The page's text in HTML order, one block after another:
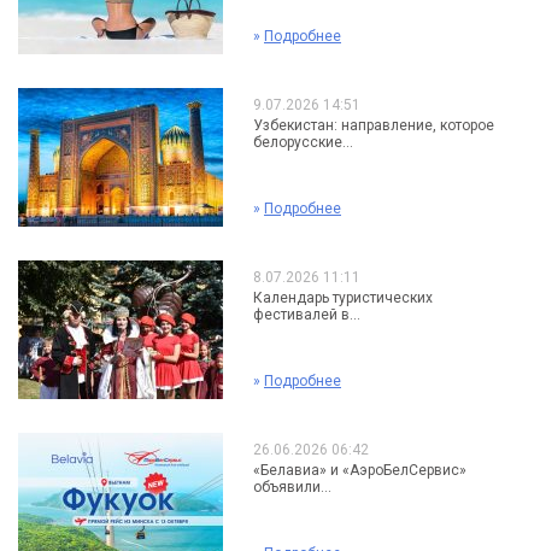
» Подробнее
9.07.2026 14:51
Узбекистан: направление, которое
белорусские...
» Подробнее
8.07.2026 11:11
Календарь туристических
фестивалей в...
» Подробнее
26.06.2026 06:42
«Белавиа» и «АэроБелСервис»
объявили...